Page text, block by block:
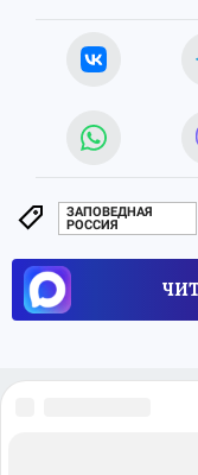
ЗАПОВЕДНАЯ
РОССИЯ